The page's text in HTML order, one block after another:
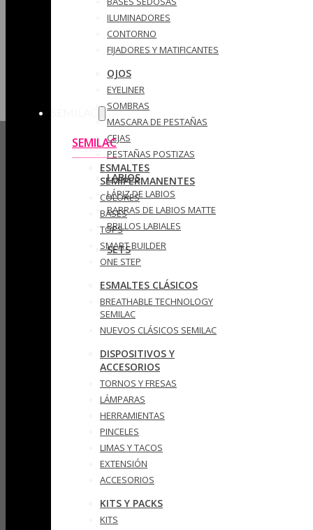
ILUMINADORES
CONTORNO
FIJADORES Y MATIFICANTES
OJOS
EYELINER
SOMBRAS
MASCARA DE PESTAÑAS
CEJAS
PESTAÑAS POSTIZAS
LABIOS
LÁPIZ DE LABIOS
BARRAS DE LABIOS MATTE
BRILLOS LABIALES
SETS
SEMILAC
ESMALTES
SEMIPERMANENTES
COLORES
BASES
TOPS
SMART BUILDER
ONE STEP
ESMALTES CLÁSICOS
BREATHABLE TECHNOLOGY
SEMILAC
NUEVOS CLÁSICOS SEMILAC
DISPOSITIVOS Y
ACCESORIOS
TORNOS Y FRESAS
LÁMPARAS
HERRAMIENTAS
PINCELES
LIMAS Y TACOS
EXTENSIÓN
ACCESORIOS
KITS Y PACKS
KITS